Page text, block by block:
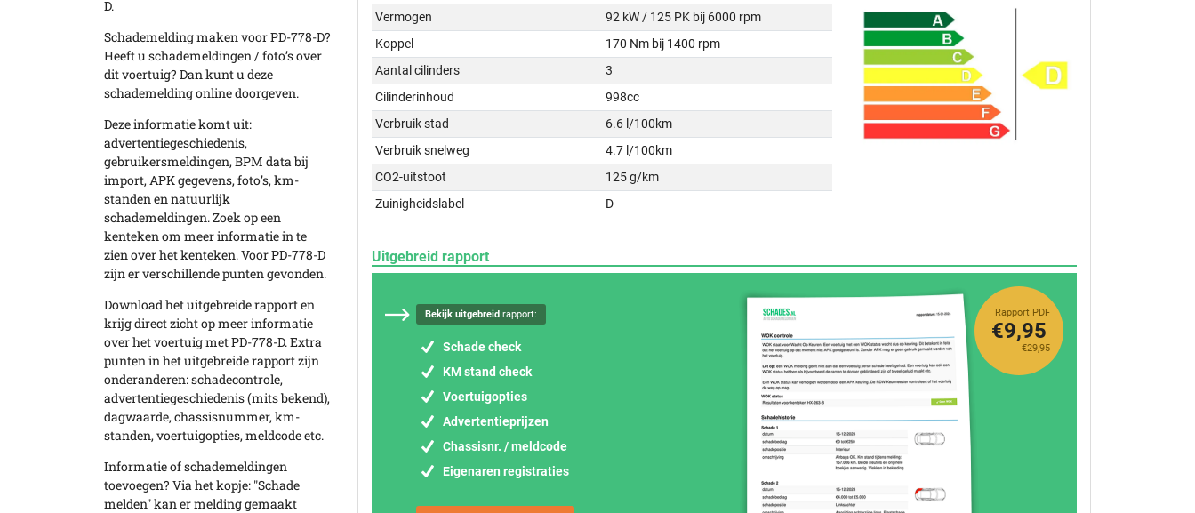
D.
Schademelding maken voor PD-778-D?
Heeft u schademeldingen / foto’s over
dit voertuig? Dan kunt u deze
schademelding online doorgeven.
Deze informatie komt uit:
advertentiegeschiedenis,
gebruikersmeldingen, BPM data bij
import, APK gegevens, foto’s, km-
standen en natuurlijk
schademeldingen. Zoek op een
kenteken om meer informatie in te
zien over het kenteken. Voor PD-778-D
zijn er verschillende punten gevonden.
Download het uitgebreide rapport en
krijg direct zicht op meer informatie
over het voertuig met PD-778-D. Extra
punten in het uitgebreide rapport zijn
onderanderen: schadecontrole,
advertentiegeschiedenis (mits bekend),
dagwaarde, chassisnummer, km-
standen, voertuigopties, meldcode etc.
Informatie of schademeldingen
toevoegen? Via het kopje: "Schade
melden" kan er melding gemaakt
Vermogen
92 kW / 125 PK bij 6000 rpm
Koppel
170 Nm bij 1400 rpm
Aantal cilinders
3
Cilinderinhoud
998cc
Verbruik stad
6.6 l/100km
Verbruik snelweg
4.7 l/100km
CO2-uitstoot
125 g/km
Zuinigheidslabel
D
Uitgebreid rapport
Bekijk uitgebreid rapport:
Schade check
KM stand check
Voertuigopties
Advertentieprijzen
Chassisnr. / meldcode
Eigenaren registraties
Rapport PDF
€29,95
€9,95